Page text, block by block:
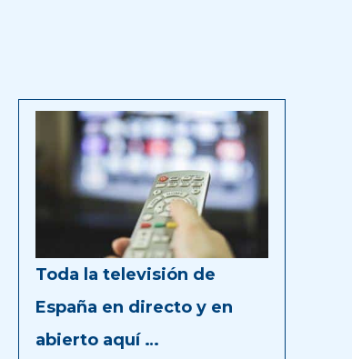
Toda la televisión de
España en directo y en
abierto aquí …